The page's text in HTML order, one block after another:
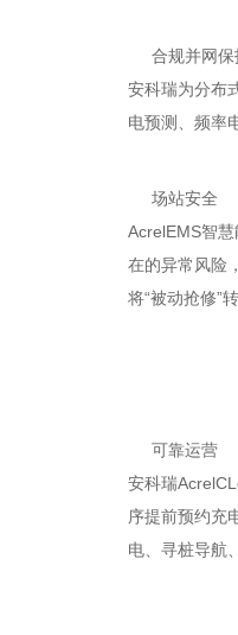
合规并网
安科瑞为分布
电预测、频率
场站安全
AcrelEMS智
在的异常风险
将“被动抢修”
可靠运营
安科瑞
序提前预约充
电、寻桩导航